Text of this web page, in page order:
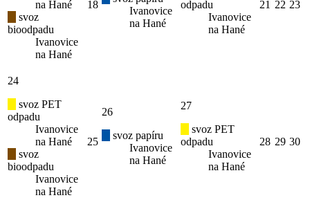
na Hané
svoz
bioodpadu
Ivanovice
na Hané
18
Ivanovice
na Hané
odpadu
Ivanovice
na Hané
21 22 23
24
svoz PET
odpadu
Ivanovice
na Hané
svoz
bioodpadu
Ivanovice
na Hané
25
26
svoz papíru
Ivanovice
na Hané
27
svoz PET
odpadu
Ivanovice
na Hané
28 29 30